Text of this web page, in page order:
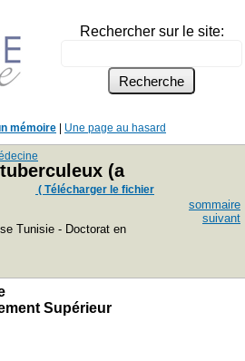
Rechercher sur le site:
mémoire Une page au hasard
(a
( Télécharger le fichier
Tunisie - Doctorat en
sommaire
suivant
Supérieur